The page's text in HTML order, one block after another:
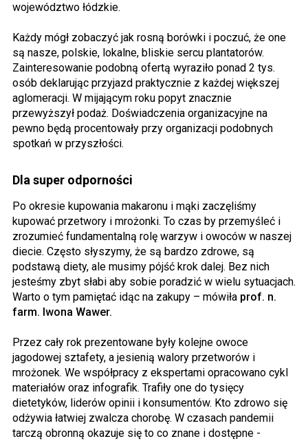
województwo łódzkie.
Każdy mógł zobaczyć jak rosną borówki i poczuć, że one
są nasze, polskie, lokalne, bliskie sercu plantatorów.
Zainteresowanie podobną ofertą wyraziło ponad 2 tys.
osób deklarując przyjazd praktycznie z każdej większej
aglomeracji. W mijającym roku popyt znacznie
przewyższył podaż. Doświadczenia organizacyjne na
pewno będą procentowały przy organizacji podobnych
spotkań w przyszłości.
Dla super odporności
Po okresie kupowania makaronu i mąki zaczęliśmy
kupować przetwory i mrożonki. To czas by przemyśleć i
zrozumieć fundamentalną rolę warzyw i owoców w naszej
diecie. Często słyszymy, że są bardzo zdrowe, są
podstawą diety, ale musimy pójść krok dalej. Bez nich
jesteśmy zbyt słabi aby sobie poradzić w wielu sytuacjach.
Warto o tym pamiętać idąc na zakupy – mówiła prof. n.
farm. Iwona Wawer.
Przez cały rok prezentowane były kolejne owoce
jagodowej sztafety, a jesienią walory przetworów i
mrożonek. We współpracy z ekspertami opracowano cykl
materiałów oraz infografik. Trafiły one do tysięcy
dietetyków, liderów opinii i konsumentów. Kto zdrowo się
odżywia łatwiej zwalcza chorobę. W czasach pandemii
tarczą obronną okazuje się to co znane i dostępne -